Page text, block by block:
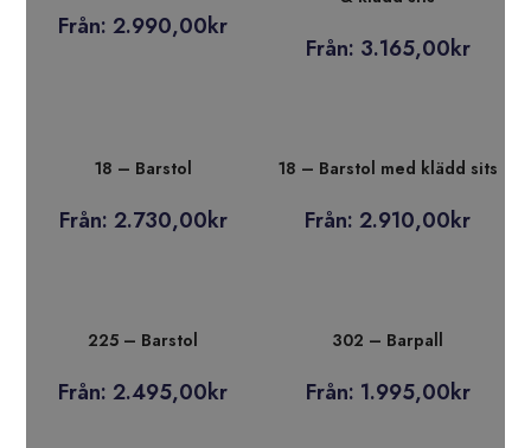
Från:2.990,00kr
Från: 3.165,00kr
18 – Barstol
Från: 2.730,00kr
18 – Barstol med klädd sits
Från:2.910,00kr
225 – Barstol
Från:2.495,00kr
302 – Barpall
Från: 1.995,00kr